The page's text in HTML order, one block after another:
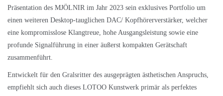
Präsentation des MJÖLNIR im Jahr 2023 sein exklusives Portfolio um
einen weiteren Desktop-tauglichen DAC/ Kopfhörerverstärker, welcher
eine kompromisslose Klangtreue, hohe Ausgangsleistung sowie eine
profunde Signalführung in einer äußerst kompakten Gerätschaft
zusammenführt.
Entwickelt für den Gralsritter des ausgeprägten ästhetischen Anspruchs,
empfiehlt sich auch dieses LOTOO Kunstwerk primär als perfektes